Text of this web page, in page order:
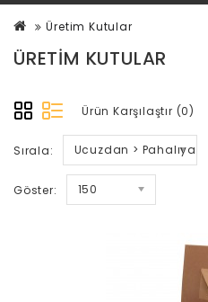
Üretim Kutular
ÜRETIM KUTULAR
Ürün Karşılaştır (0)
Sırala: Ucuzdan > Pahalıya
Göster: 150